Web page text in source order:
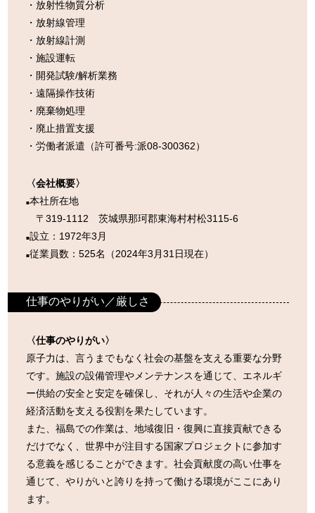
・放射性物質分析
・放射線管理
・放射線計測
・施設運転
・開発試験/解析業務
・遠隔操作技術
・廃棄物処理
・廃止措置支援
・労働者派遣（許可番号:派08-300362）
〈会社概要〉
■本社所在地
〒319-1112 茨城県那珂郡東海村村松3115-6
■設立：1972年3月
■従業員数：525名（2024年3月31日現在）
仕事のやりがい／厳しさ
〈仕事のやりがい〉
原子力は、言うまでもなく社会の基盤を支える重要な分野
です。施設の設備管理やメンテナンスを通じて、エネルギ
ー供給の安全と安定を確保し、それが人々の生活や企業の
経済活動を支える役割を果たしています。
また、福島での作業は、地域復旧・復興に直接貢献できる
だけでなく、世界中が注目する国家プロジェクトに参加す
る意義を感じることができます。社会貢献度の高い仕事を
通じて、やりがいと誇りを持って働ける環境がここにあり
ます。